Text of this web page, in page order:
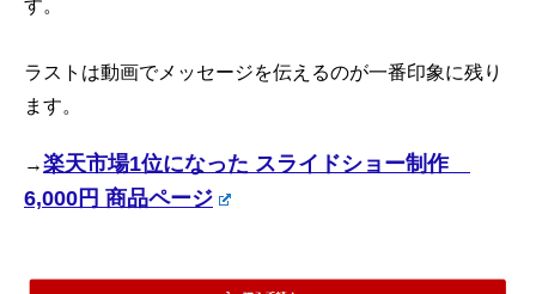
す。
ラストは動画でメッセージを伝えるのが一番印象に残り
ます。
→楽天市場1位になった スライドショー制作
6,000円 商品ページ